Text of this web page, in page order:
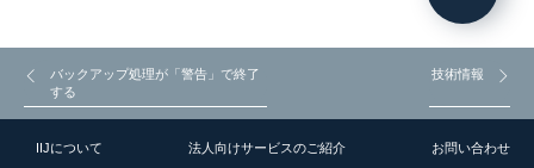
バックアップ処理が「警告」で終了
する
技術情報
IIJについて 法人向けサービスのご紹介 お問い合わせ